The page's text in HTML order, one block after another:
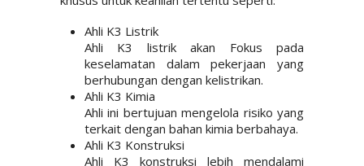
Ahli K3 Listrik
Ahli K3 listrik akan Fokus pada
keselamatan dalam pekerjaan yang
berhubungan dengan kelistrikan.
Ahli K3 Kimia
Ahli ini bertujuan mengelola risiko yang
terkait dengan bahan kimia berbahaya.
Ahli K3 Konstruksi
Ahli K3 konstruksi lebih mendalami